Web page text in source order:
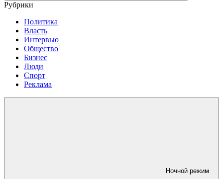
Рубрики
Политика
Власть
Интервью
Общество
Бизнес
Люди
Спорт
Реклама
Ночной режим